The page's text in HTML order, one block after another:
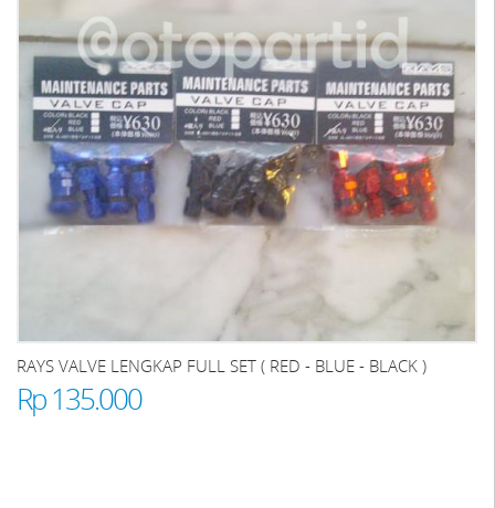
RAYS VALVE LENGKAP FULL SET ( RED - BLUE - BLACK )
Rp 135.000